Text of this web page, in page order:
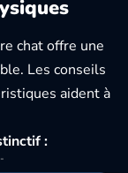
chat offre une
Les conseils
aident à
: